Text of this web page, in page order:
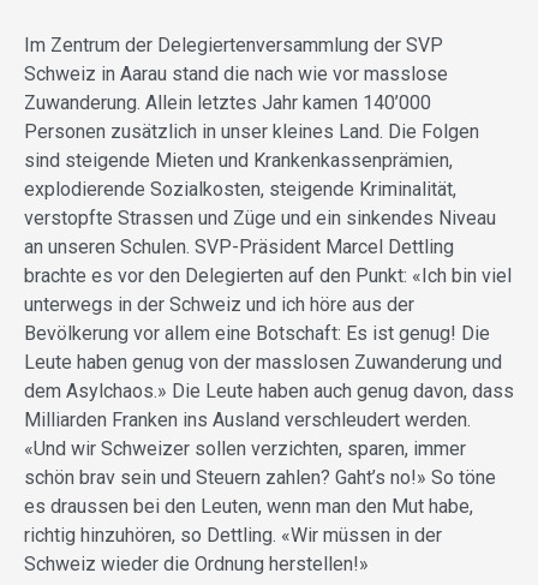
Im Zentrum der Delegiertenversammlung der SVP
Schweiz in Aarau stand die nach wie vor masslose
Zuwanderung. Allein letztes Jahr kamen 140’000
Personen zusätzlich in unser kleines Land. Die Folgen
sind steigende Mieten und Krankenkassenprämien,
explodierende Sozialkosten, steigende Kriminalität,
verstopfte Strassen und Züge und ein sinkendes Niveau
an unseren Schulen. SVP-Präsident Marcel Dettling
brachte es vor den Delegierten auf den Punkt: «Ich bin viel
unterwegs in der Schweiz und ich höre aus der
Bevölkerung vor allem eine Botschaft: Es ist genug! Die
Leute haben genug von der masslosen Zuwanderung und
dem Asylchaos.» Die Leute haben auch genug davon, dass
Milliarden Franken ins Ausland verschleudert werden.
«Und wir Schweizer sollen verzichten, sparen, immer
schön brav sein und Steuern zahlen? Gaht’s no!» So töne
es draussen bei den Leuten, wenn man den Mut habe,
richtig hinzuhören, so Dettling. «Wir müssen in der
Schweiz wieder die Ordnung herstellen!»